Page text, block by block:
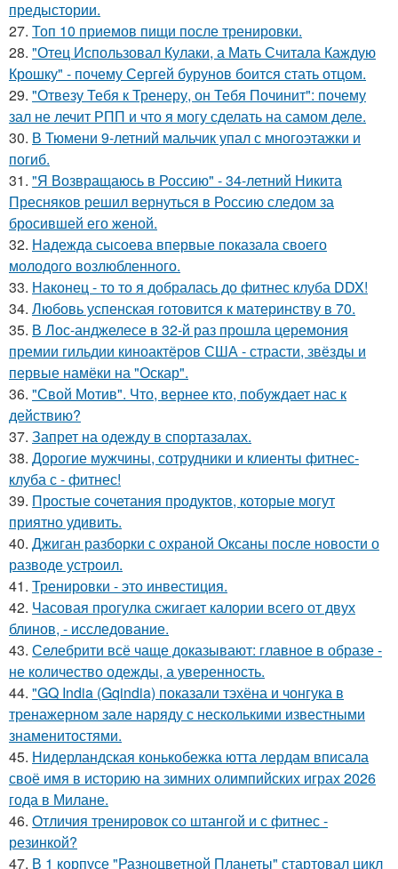
предыстории.
27. Топ 10 приемов пищи после тренировки.
28. "Отец Использовал Кулаки, а Мать Считала Каждую
Крошку" - почему Сергей бурунов боится стать отцом.
29. "Отвезу Тебя к Тренеру, он Тебя Починит": почему
зал не лечит РПП и что я могу сделать на самом деле.
30. В Тюмени 9-летний мальчик упал с многоэтажки и
погиб.
31. "Я Возвращаюсь в Россию" - 34-летний Никита
Пресняков решил вернуться в Россию следом за
бросившей его женой.
32. Надежда сысоева впервые показала своего
молодого возлюбленного.
33. Наконец - то то я добралась до фитнес клуба DDX!
34. Любовь успенская готовится к материнству в 70.
35. В Лос-анджелесе в 32-й раз прошла церемония
премии гильдии киноактёров США - страсти, звёзды и
первые намёки на "Оскар".
36. "Свой Мотив". Что, вернее кто, побуждает нас к
действию?
37. Запрет на одежду в спортазалах.
38. Дорогие мужчины, сотрудники и клиенты фитнес-
клуба с - фитнес!
39. Простые сочетания продуктов, которые могут
приятно удивить.
40. Джиган разборки с охраной Оксаны после новости о
разводе устроил.
41. Тренировки - это инвестиция.
42. Часовая прогулка сжигает калории всего от двух
блинов, - исследование.
43. Селебрити всё чаще доказывают: главное в образе -
не количество одежды, а уверенность.
44. "GQ India (Gqindia) показали тэхёна и чонгука в
тренажерном зале наряду с несколькими известными
знаменитостями.
45. Нидерландская конькобежка ютта лердам вписала
своё имя в историю на зимних олимпийских играх 2026
года в Милане.
46. Отличия тренировок со штангой и с фитнес -
резинкой?
47. В 1 корпусе "Разноцветной Планеты" стартовал цикл